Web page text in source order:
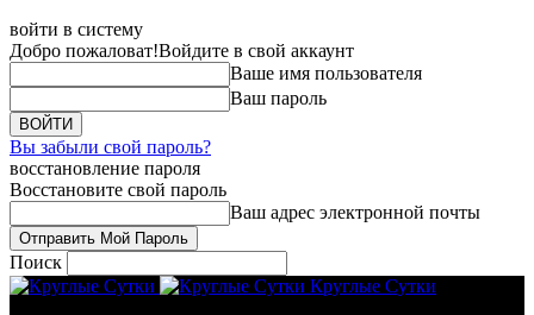
войти в систему
Добро пожаловат!Войдите в свой аккаунт
Ваше имя пользователя
Ваш пароль
Вы забыли свой пароль?
восстановление пароля
Восстановите свой пароль
Ваш адрес электронной почты
Поиск
Круглые Сутки